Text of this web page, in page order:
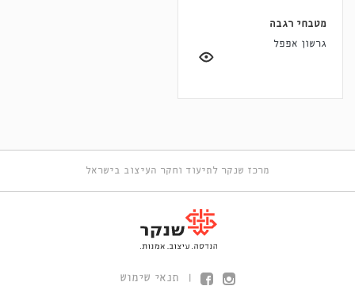
מטבחי רגבה
גרשון אפפל
מרכז שנקר לתיעוד וחקר העיצוב בישראל
תנאי שימוש